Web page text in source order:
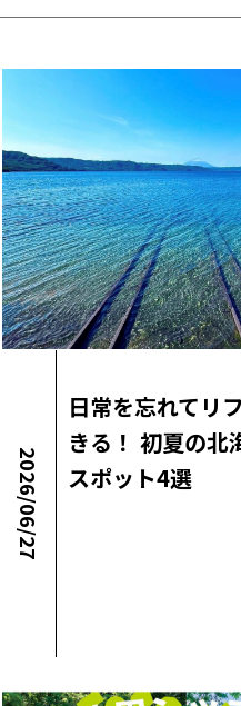
2026/06/27
日常を忘れてリ
きる！ 初夏の北
スポット4選